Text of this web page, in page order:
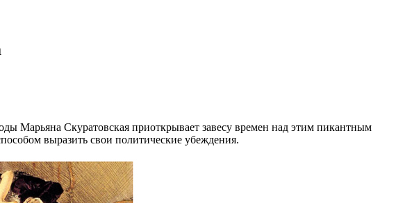
Марьяна Скуратовская приоткрывает завесу времен над этим пикантным
выразить свои политические убеждения.